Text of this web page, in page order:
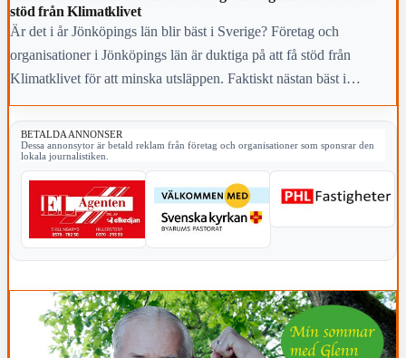
stöd från Klimatklivet
Är det i år Jönköpings län blir bäst i Sverige? Företag och
organisationer i Jönköpings län är duktiga på att få stöd från
Klimatklivet för att minska utsläppen. Faktiskt nästan bäst i
Sverige.
BETALDA ANNONSER
Dessa annonsytor är betald reklam från företag och organisationer som sponsrar den
lokala journalistiken.